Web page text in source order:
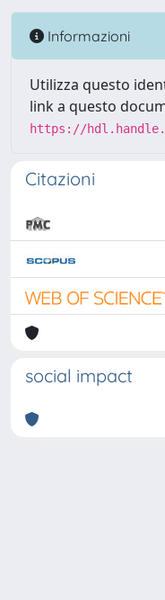
Informazioni
Utilizza questo
link a questo
https://
Citazioni
social impact